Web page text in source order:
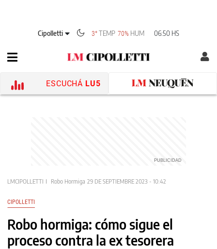
Cipolletti 3°TEMP 70% HUM 06:50 HS
ESCUCHÁ LU5
LMCIPOLLETTI Robo Hormiga 29 DE SEPTIEMBRE 2023 - 10:42
CIPOLLETTI
Robo hormiga: cómo sigue el
proceso contra la ex tesorera